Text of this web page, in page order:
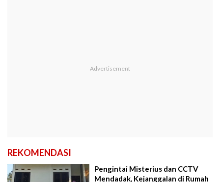
REKOMENDASI
Pengintai Misterius dan CCTV
Mendadak, Kejanggalan di Rumah